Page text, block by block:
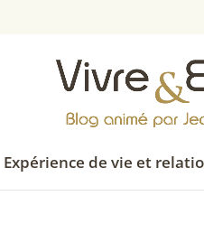
Expérience de vie et